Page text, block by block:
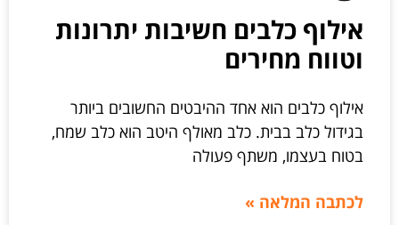
אילוף כלבים חשיבות יתרונות
וטווח מחירים
אילוף כלבים הוא אחד ההיבטים החשובים ביותר
בגידול כלב בבית. כלב מאולף היטב הוא כלב שמח,
בטוח בעצמו, משתף פעולה
לכתבה המלאה »